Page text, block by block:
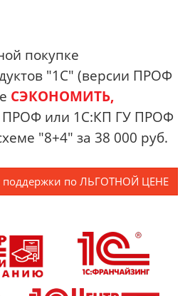
покупке
"1С" (версии ПРОФ
СЭКОНОМИТЬ,
ПРОФ или 1С:КП ГУ ПРОФ
"8+4" за 38 000 руб.
поддержки по ЛЬГОТНОЙ ЦЕНЕ